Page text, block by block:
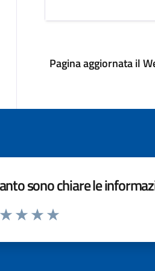
Pagina aggiornata il
sono chiare le
da 1 a 5 stelle la pagina